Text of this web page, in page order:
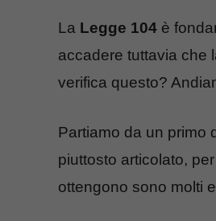
La Legge 104 è
accadere tuttavia che
verifica questo?
Partiamo da un primo
piuttosto articolato,
ottengono sono molti